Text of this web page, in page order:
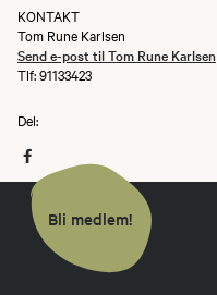
KONTAKT
Tom Rune Karlsen
Send e-post til Tom Rune Karlsen
Tlf: 91133423
Del:
Bli medlem!